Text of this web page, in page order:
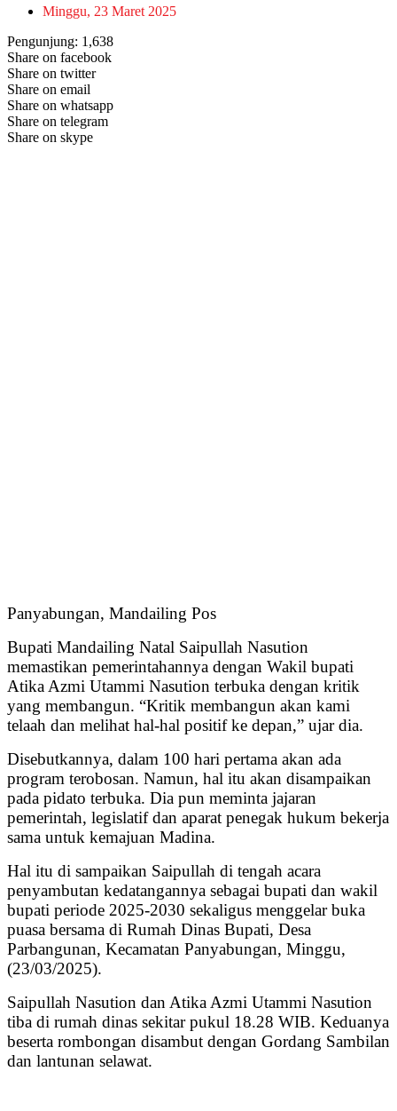
Minggu, 23 Maret 2025
Pengunjung: 1,638
Share on facebook
Share on twitter
Share on email
Share on whatsapp
Share on telegram
Share on skype
Panyabungan, Mandailing Pos
Bupati Mandailing Natal Saipullah Nasution
memastikan pemerintahannya dengan Wakil bupati
Atika Azmi Utammi Nasution terbuka dengan kritik
yang membangun. “Kritik membangun akan kami
telaah dan melihat hal-hal positif ke depan,” ujar dia.
Disebutkannya, dalam 100 hari pertama akan ada
program terobosan. Namun, hal itu akan disampaikan
pada pidato terbuka. Dia pun meminta jajaran
pemerintah, legislatif dan aparat penegak hukum bekerja
sama untuk kemajuan Madina.
Hal itu di sampaikan Saipullah di tengah acara
penyambutan kedatangannya sebagai bupati dan wakil
bupati periode 2025-2030 sekaligus menggelar buka
puasa bersama di Rumah Dinas Bupati, Desa
Parbangunan, Kecamatan Panyabungan, Minggu,
(23/03/2025).
Saipullah Nasution dan Atika Azmi Utammi Nasution
tiba di rumah dinas sekitar pukul 18.28 WIB. Keduanya
beserta rombongan disambut dengan Gordang Sambilan
dan lantunan selawat.